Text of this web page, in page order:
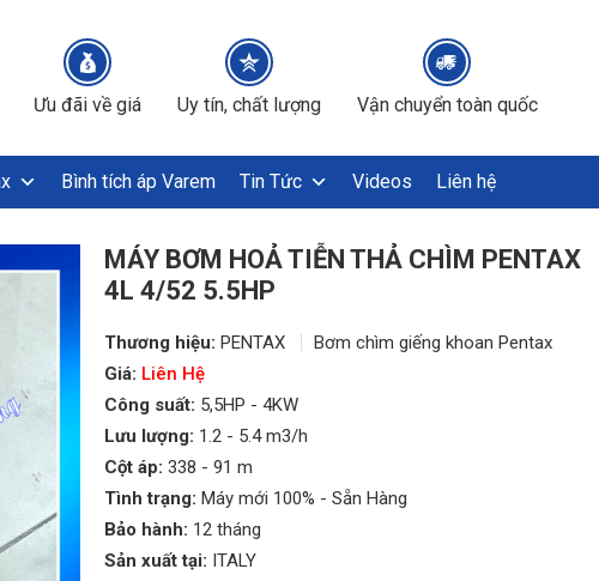
Ưu đãi về giá Uy tín, chất lượng Vận chuyển toàn quốc
Bình tích áp Varem Tin Tức Videos Liên hệ
MÁY BƠM HOẢ TIỄN THẢ CHÌM PENTAX
4L 4/52 5.5HP
Thương hiệu: PENTAX
Bơm chìm giếng khoan Pentax
Giá: Liên Hệ
Công suất: 5,5HP - 4KW
Lưu lượng: 1.2 - 5.4 m3/h
Cột áp: 338 - 91 m
Tình trạng: Máy mới 100% - Sẵn Hàng
Bảo hành: 12 tháng
Sản xuất tại: ITALY